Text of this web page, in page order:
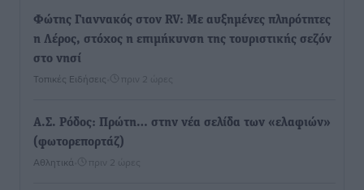
Φώτης Γιαννακός στον RV: Με αυξημένες πληρότητες
η Λέρος, στόχος η επιμήκυνση της τουριστικής σεζόν
στο νησί
Τοπικές Ειδήσεις πριν 2 ώρες
Α.Σ. Ρόδος: Πρώτη… στην νέα σελίδα των «ελαφιών»
(φωτορεπορτάζ)
Αθλητικά πριν 2 ώρες